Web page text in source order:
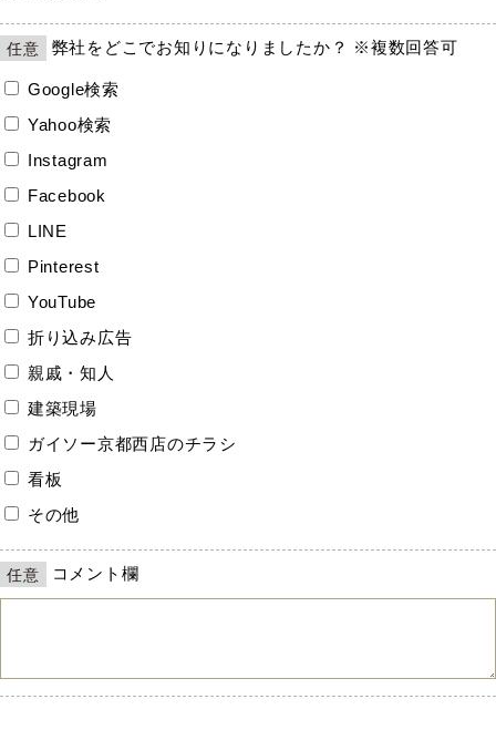
任意 弊社をどこでお知りになりましたか？ ※複数回答可
Google検索
Yahoo検索
Instagram
Facebook
LINE
Pinterest
YouTube
折り込み広告
親戚・知人
建築現場
ガイソー京都西店のチラシ
看板
その他
任意 コメント欄